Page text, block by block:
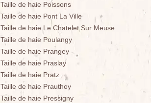
Taille de haie Poissons
Taille de haie Pont La Ville
Taille de haie Le Chatelet Sur Meuse
Taille de haie Poulangy
Taille de haie Prangey
Taille de haie Praslay
Taille de haie Pratz
Taille de haie Prauthoy
Taille de haie Pressigny